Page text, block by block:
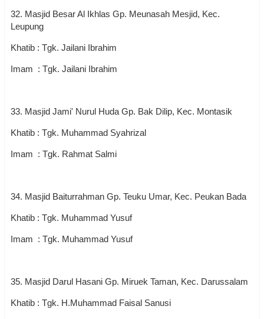
32. Masjid Besar Al Ikhlas Gp. Meunasah Mesjid, Kec.
Leupung
Khatib : Tgk. Jailani Ibrahim
Imam : Tgk. Jailani Ibrahim
33. Masjid Jami' Nurul Huda Gp. Bak Dilip, Kec. Montasik
Khatib : Tgk. Muhammad Syahrizal
Imam : Tgk. Rahmat Salmi
34. Masjid Baiturrahman Gp. Teuku Umar, Kec. Peukan Bada
Khatib : Tgk. Muhammad Yusuf
Imam : Tgk. Muhammad Yusuf
35. Masjid Darul Hasani Gp. Miruek Taman, Kec. Darussalam
Khatib : Tgk. H.Muhammad Faisal Sanusi